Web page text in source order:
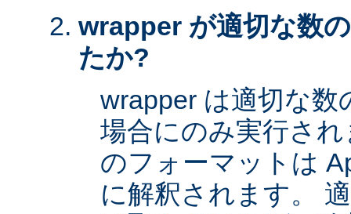
wrapper が適切な数
たか?
wrapper は適切な
場合にのみ実行さ
のフォーマットは
に解釈されます。